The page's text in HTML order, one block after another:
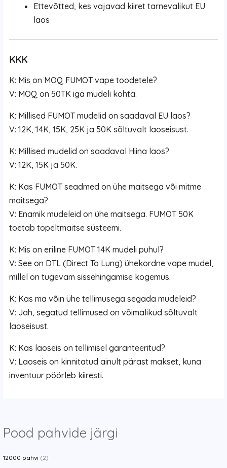
Pood pahvide järgi
12000 pahvi (2)
Ettevõtted, kes vajavad kiiret tarnevalikut EU
laos
KKK
K: Mis on MOQ FUMOT vape toodetele?
V: MOQ on 50TK iga mudeli kohta.
K: Millised FUMOT mudelid on saadaval EU laos?
V: 12K, 14K, 15K, 25K ja 50K sõltuvalt laoseisust.
K: Millised mudelid on saadaval Hiina laos?
V: 12K, 15K ja 50K.
K: Kas FUMOT seadmed on ühe maitsega või mitme
maitsega?
V: Enamik mudeleid on ühe maitsega. FUMOT 50K
toetab topeltmaitse süsteemi.
K: Mis on eriline FUMOT 14K mudeli puhul?
V: See on DTL (Direct To Lung) ühekordne vape mudel,
millel on tugevam sissehingamise kogemus.
K: Kas ma võin ühe tellimusega segada mudeleid?
V: Jah, segatud tellimused on võimalikud sõltuvalt
laoseisust.
K: Kas laoseis on tellimisel garanteeritud?
V: Laoseis on kinnitatud ainult pärast makset, kuna
inventuur pöörleb kiiresti.